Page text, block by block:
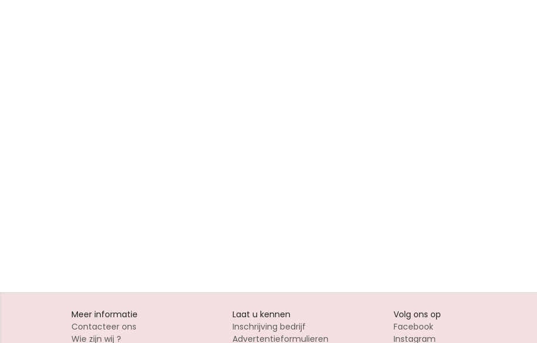
Meer informatie
Contacteer ons
Wie zijn wij ?
Laat u kennen
Inschrijving bedrijf
Advertentieformulieren
Volg ons op
Facebook
Instagram